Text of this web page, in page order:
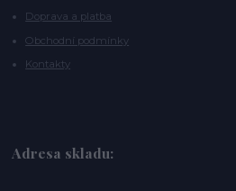
Doprava a platba
Obchodní podmínky
Kontakty
Adresa skladu: